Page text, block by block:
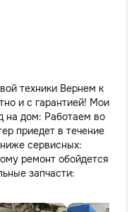
техники Вернем к
и с гарантией! Мои
на дом: Работаем во
приедет в течение
сервисных:
ремонт обойдется
запчасти: